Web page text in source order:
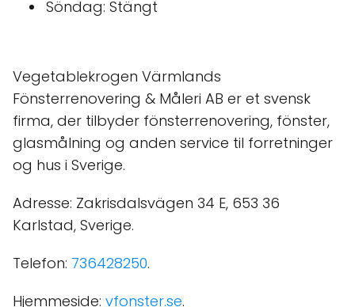
Söndag: Stängt
Vegetablekrogen Värmlands
Fönsterrenovering & Måleri AB er et svensk
firma, der tilbyder fönsterrenovering, fönster,
glasmålning og anden service til forretninger
og hus i Sverige.
Adresse: Zakrisdalsvägen 34 E, 653 36
Karlstad, Sverige.
Telefon: 736428250.
Hjemmeside: vfonster.se.